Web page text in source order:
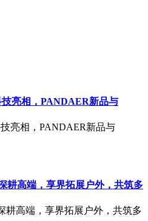
亮相，PANDAER新品与
亮相，PANDAER新品与
耕高端，享界拓展户外，共筑多
耕高端，享界拓展户外，共筑多